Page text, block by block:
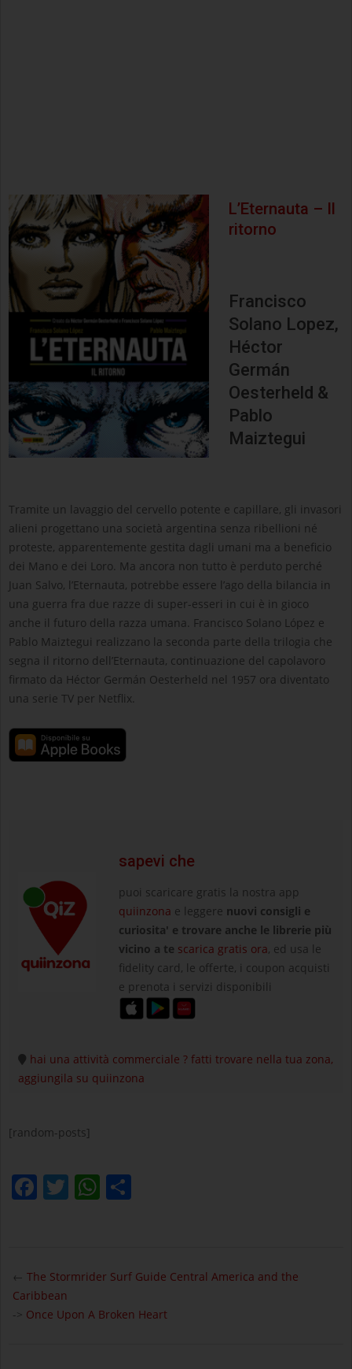
L’Eternauta – Il
ritorno
Francisco
Solano Lopez,
Héctor
Germán
Oesterheld &
Pablo
Maiztegui
Tramite un lavaggio del cervello potente e capillare, gli invasori
alieni progettano una società argentina senza ribellioni né
proteste, apparentemente gestita dagli umani ma a beneficio
dei Mano e dei Loro. Ma ancora non tutto è perduto perché
Juan Salvo, l’Eternauta, potrebbe essere l’ago della bilancia in
una guerra fra due razze di super-esseri in cui è in gioco
anche il futuro della razza umana. Francisco Solano López e
Pablo Maiztegui realizzano la seconda parte della trilogia che
segna il ritorno dell’Eternauta, continuazione del capolavoro
firmato da Héctor Germán Oesterheld nel 1957 ora diventato
una serie TV per Netflix.
sapevi che
puoi scaricare gratis la nostra app
quiinzona e leggere nuovi consigli e
curiosita' e trovare anche le librerie più
vicino a te scarica gratis ora, ed usa le
fidelity card, le offerte, i coupon acquisti
e prenota i servizi disponibili
hai una attività commerciale ? fatti trovare nella tua zona,
aggiungila su quiinzona
[random-posts]
Facebook
TwitterWhatsApp
04-
17
← The Stormrider Surf Guide Central America and the
Caribbean
-> Once Upon A Broken Heart